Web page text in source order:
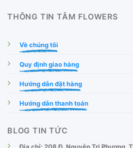
THÔNG TIN TÂM FLOWERS
Về chúng tôi
Quy định giao hàng
Hướng dẫn đặt hàng
Hướng dẫn thanh toán
BLOG TIN TỨC